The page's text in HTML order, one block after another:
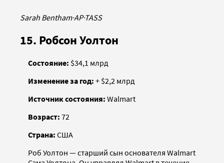
Sarah Bentham·AP·TASS
15. Робсон Уолтон
Состояние: $34,1 млрд
Изменение за год: + $2,2 млрд
Источник состояния: Walmart
Возраст: 72
Страна: США
Роб Уолтон — старший сын основателя Walmart